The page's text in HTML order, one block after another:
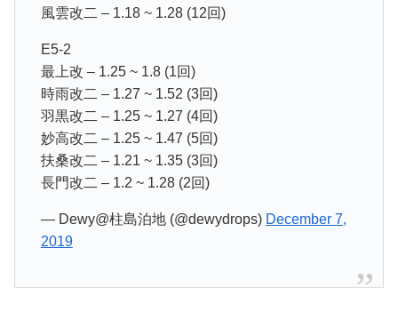
風雲改二 – 1.18 ~ 1.28 (12回)
E5-2
最上改 – 1.25 ~ 1.8 (1回)
時雨改二 – 1.27 ~ 1.52 (3回)
羽黒改二 – 1.25 ~ 1.27 (4回)
妙高改二 – 1.25 ~ 1.47 (5回)
扶桑改二 – 1.21 ~ 1.35 (3回)
長門改二 – 1.2 ~ 1.28 (2回)
— Dewy@柱島泊地 (@dewydrops) December 7,
2019